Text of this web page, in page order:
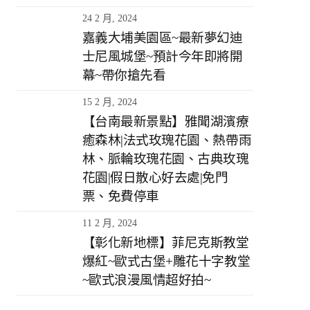
24 2 月, 2024
嘉義大埔美園區~最新夢幻迪
士尼風城堡~預計今年即將開
幕~帶你搶先看
15 2 月, 2024
【台南最新景點】雅聞湖濱療
癒森林|法式玫瑰花園、熱帶雨
林、脈輪玫瑰花園、古典玫瑰
花園|假日散心好去處|免門
票、免費停車
11 2 月, 2024
【彰化新地標】菲尼克斯教堂
爆紅~歐式古堡+雕花十字教堂
~歐式浪漫風情超好拍~